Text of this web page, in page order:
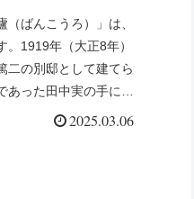
ばんこうろ）」は、
1919年（大正8年）
二の別邸として建てら
あった田中実の手に委
2025.03.06